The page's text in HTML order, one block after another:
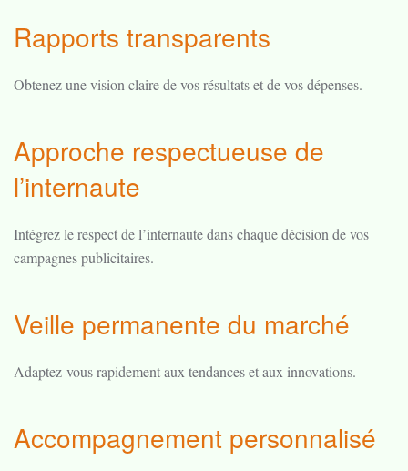
Rapports transparents
Obtenez une vision claire de vos résultats et de vos dépenses.
Approche respectueuse de
l’internaute
Intégrez le respect de l’internaute dans chaque décision de vos
campagnes publicitaires.
Veille permanente du marché
Adaptez-vous rapidement aux tendances et aux innovations.
Accompagnement personnalisé